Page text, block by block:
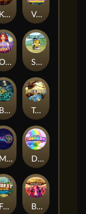
Klowns Vending Machine
Orb of Destiny Stack'em
Beast Below Temple of Torment
Miami Multiplier Double Rainbow
Forest Fortune Buffalo Stack'n'Sync